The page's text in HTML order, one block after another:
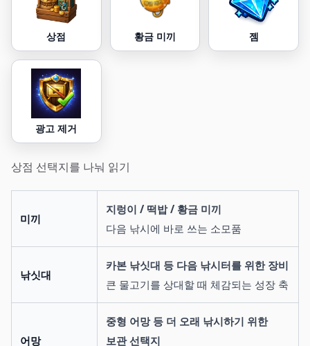
상점 황금 미끼 젬
광고 제거
상점 선택지를 나눠 읽기
미끼
지렁이 / 떡밥 / 황금 미끼
다음 낚시에 바로 쓰는 소모품
낚싯대
카본 낚싯대 등 다음 낚시터를 위한 장비
큰 물고기를 상대할 때 체감되는 성장 축
어망
중형 어망 등 더 오래 낚시하기 위한
보관 선택지